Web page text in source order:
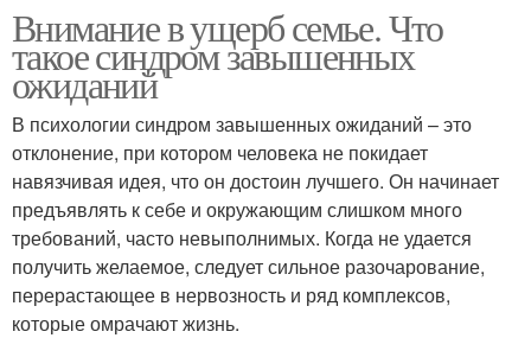
Отношение к жизни Отношение к людям
Философское
отношение
Внимание в ущерб семье. Что
такое синдром завышенных
ожиданий
В психологии синдром завышенных ожиданий – это
отклонение, при котором человека не покидает
навязчивая идея, что он достоин лучшего. Он начинает
предъявлять к себе и окружающим слишком много
требований, часто невыполнимых. Когда не удается
получить желаемое, следует сильное разочарование,
перерастающее в нервозность и ряд комплексов,
которые омрачают жизнь.